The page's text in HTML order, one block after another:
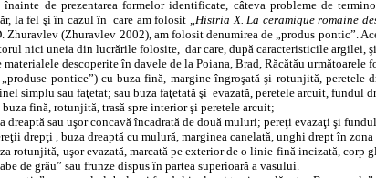
înainte de prezentarea formelor identificate, câteva probleme de
la fel şi în cazul în care am folosit „Histria X. La ceramique romaine
Zhuravlev (Zhuravlev 2002), am folosit denumirea de „produs pontic”.
nici uneia din lucrările folosite, dar care, după caracteristicile argilei,
descoperite în davele de la Poiana, Brad, Răcătău următoarele
pontice”) cu buza fină, margine îngroşată şi rotunjită,
simplu sau faţetat; sau buza faţetată şi evazată, peretele arcuit, fundul
buza fină, rotunjită, trasă spre interior şi peretele arcuit;
dreaptă sau uşor concavă încadrată de două muluri; pereţi evazaţi şi
drepţi , buza dreaptă cu mulură, marginea canelată, unghi drept în
rotunjită, uşor evazată, marcată pe exterior de o linie fină incizată,
de grâu” sau frunze dispus în partea superioară a vasului.